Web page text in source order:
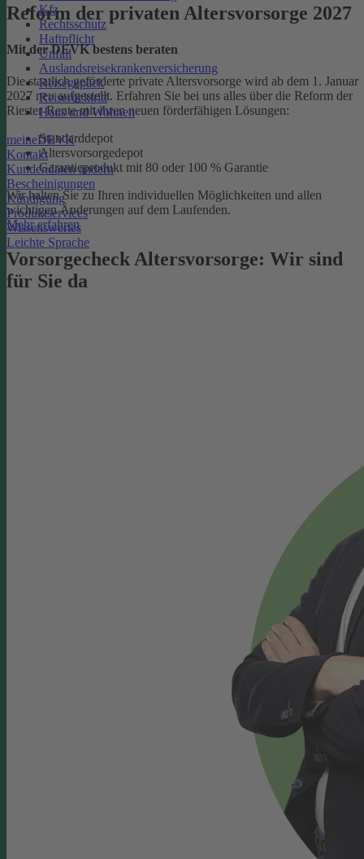
Kfz
Rechtsschutz
Haftpflicht
Unfall
Auslandsreisekrankenversicherung
Reisegepäck
Reiserücktritt
Haus und Wohnen
meineDEVK
Kontakt
Kundendaten ändern
Bescheinigungen
Kündigung
Produktservices
Wissenswertes
Leichte Sprache
Reform der privaten Altersvorsorge 2027
Mit der DEVK bestens beraten
Die staatlich geförderte private Altersvorsorge wird ab dem 1. Januar
2027 neu aufgestellt. Erfahren Sie bei uns alles über die Reform der
Riester-Rente mit ihren neuen förderfähigen Lösungen:
Standarddepot
Altersvorsorgedepot
Garantieprodukt mit 80 oder 100 % Garantie
Wir halten Sie zu Ihren individuellen Möglichkeiten und allen
wichtigen Änderungen auf dem Laufenden.
Mehr erfahren
Vorsorgecheck Altersvorsorge:­ Wir sind
für Sie da